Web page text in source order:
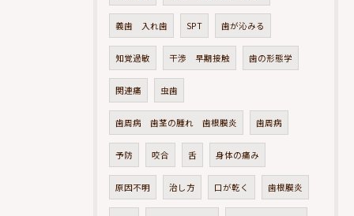
義歯 入れ歯 SPT 歯が沁みる
知覚過敏 干渉 早期接触 歯の形態学
関連痛 虫歯
歯周病 歯茎の腫れ 歯根膜炎 歯周病
予防 咬合 舌 身体の痛み
原因不明 治し方 口が乾く 歯根膜炎